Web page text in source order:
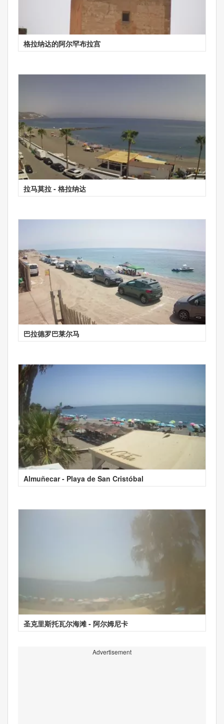
格拉纳达的阿尔罕布拉宫
拉马莫拉 - 格拉纳达
巴拉德罗巴莱尔马
Almuñecar - Playa de San Cristóbal
圣克里斯托瓦尔海滩 - 阿尔姆尼卡
Advertisement